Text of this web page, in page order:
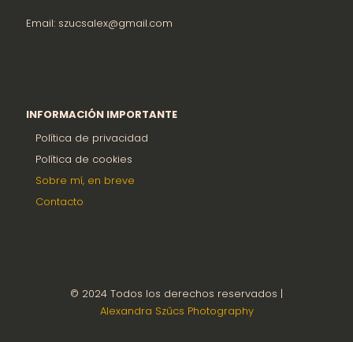
Email: szucsalex@gmail.com
INFORMACIÓN IMPORTANTE
Política de privacidad
Política de cookies
Sobre mí, en breve
Contacto
© 2024 Todos los derechos reservados |
Alexandra Szűcs Photography